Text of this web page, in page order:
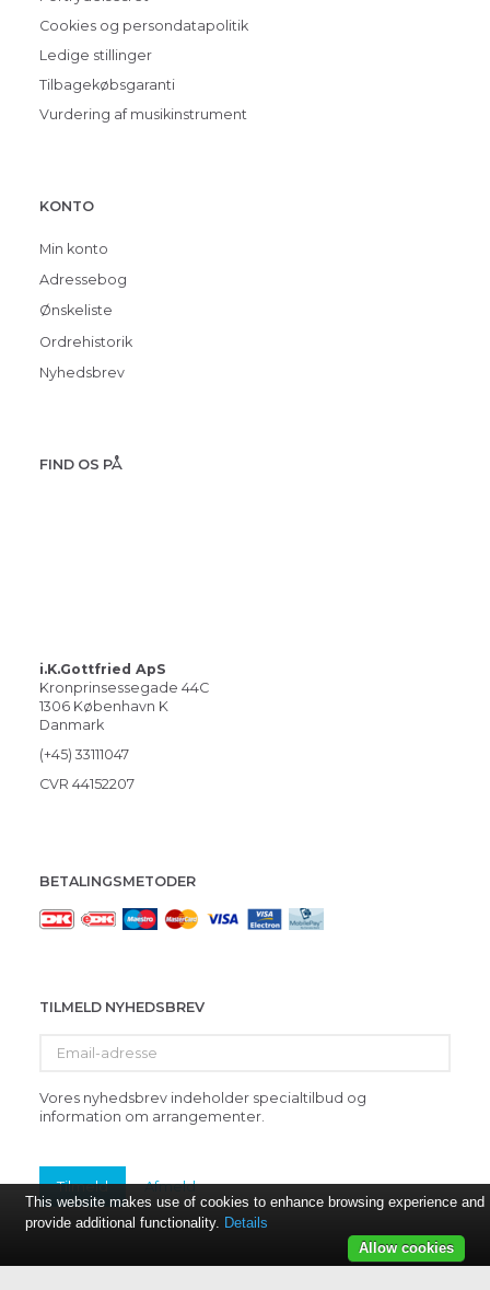
Cookies og persondatapolitik
Ledige stillinger
Tilbagekøbsgaranti
Vurdering af musikinstrument
KONTO
Min konto
Adressebog
Ønskeliste
Ordrehistorik
Nyhedsbrev
FIND OS PÅ
i.K.Gottfried ApS
Kronprinsessegade 44C
1306 København K
Danmark
(+45) 33111047
CVR 44152207
BETALINGSMETODER
TILMELD NYHEDSBREV
adresse
Vores nyhedsbrev indeholder specialtilbud og
information om arrangementer.
Tilmeld Afmeld
This website makes use of cookies to enhance browsing experience and
provide additional functionality. Details
Allow cookies